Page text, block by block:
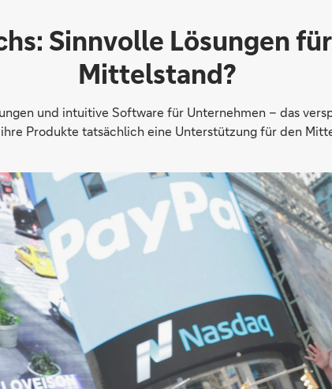
Sinnvolle Lösungen
Mittelstand?
und intuitive Software für Unternehmen – das
Produkte tatsächlich eine Unterstützung für den